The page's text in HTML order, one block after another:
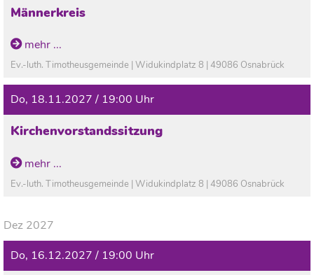
Männerkreis
mehr ...
Ev.-luth. Timotheusgemeinde | Widukindplatz 8 | 49086 Osnabrück
Do, 18.11.2027 / 19:00 Uhr
Kirchenvorstandssitzung
mehr ...
Ev.-luth. Timotheusgemeinde | Widukindplatz 8 | 49086 Osnabrück
Dez 2027
Do, 16.12.2027 / 19:00 Uhr